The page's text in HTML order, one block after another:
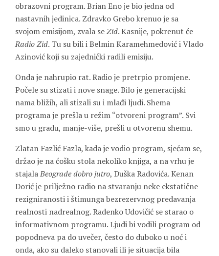
obrazovni program. Brian Eno je bio jedna od
nastavnih jedinica. Zdravko Grebo krenuo je sa
svojom emisijom, zvala seZid. Kasnije, pokrenut će
Radio Zid. Tu su bili i Belmin Karamehmedović i Vlado
Azinović koji su zajednički radili emisiju.
Onda je nahrupio rat. Radio je pretrpio promjene.
Počele su stizati i nove snage. Bilo je generacijski
nama bližih, ali stizali su i mlađi ljudi. Shema
programa je prešla u režim “otvoreni program”. Svi
smo u gradu, manje-više, prešli u otvorenu shemu.
Zlatan Fazlić Fazla, kada je vodio program, sjećam se,
držao je na ćošku stola nekoliko knjiga, a na vrhu je
stajalaBeograde dobro jutro, Duška Radovića. Kenan
Dorić je prilježno radio na stvaranju neke ekstatične
rezigniranosti i štimunga bezrezervnog predavanja
realnosti nadrealnog. Radenko Udovičić se starao o
informativnom programu. Ljudi bi vodili program od
popodneva pa do uvečer, često do duboko u noć i
onda, ako su daleko stanovali ili je situacija bila